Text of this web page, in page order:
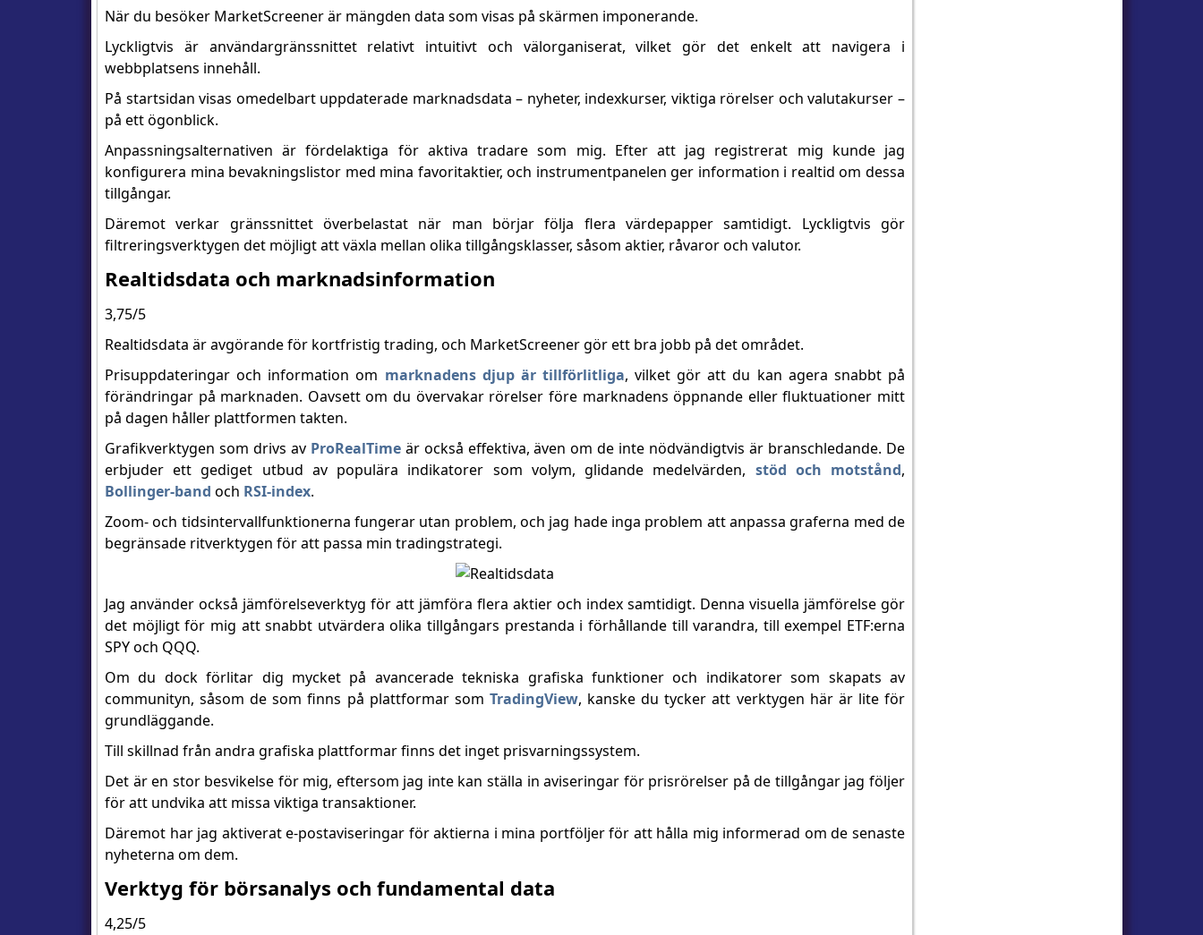
När du besöker MarketScreener är mängden data som visas på skärmen imponerande.
Lyckligtvis är användargränssnittet relativt intuitivt och välorganiserat, vilket gör det enkelt att navigera i
webbplatsens innehåll.
På startsidan visas omedelbart uppdaterade marknadsdata – nyheter, indexkurser, viktiga rörelser och valutakurser –
på ett ögonblick.
Anpassningsalternativen är fördelaktiga för aktiva tradare som mig. Efter att jag registrerat mig kunde jag
konfigurera mina bevakningslistor med mina favoritaktier, och instrumentpanelen ger information i realtid om dessa
tillgångar.
Däremot verkar gränssnittet överbelastat när man börjar följa flera värdepapper samtidigt. Lyckligtvis gör
filtreringsverktygen det möjligt att växla mellan olika tillgångsklasser, såsom aktier, råvaror och valutor.
Realtidsdata och marknadsinformation
3,75/5
Realtidsdata är avgörande för kortfristig trading, och MarketScreener gör ett bra jobb på det området.
Prisuppdateringar och information om marknadens djup är tillförlitliga, vilket gör att du kan agera snabbt på
förändringar på marknaden. Oavsett om du övervakar rörelser före marknadens öppnande eller fluktuationer mitt
på dagen håller plattformen takten.
Grafikverktygen som drivs av ProRealTimeär också effektiva, även om de inte nödvändigtvis är branschledande. De
erbjuder ett gediget utbud av populära indikatorer som volym, glidande medelvärden, stöd och motstånd,
Bollinger-band och RSI-index.
Zoom- och tidsintervallfunktionerna fungerar utan problem, och jag hade inga problem att anpassa graferna med de
begränsade ritverktygen för att passa min tradingstrategi.
Jag använder också jämförelseverktyg för att jämföra flera aktier och index samtidigt. Denna visuella jämförelse gör
det möjligt för mig att snabbt utvärdera olika tillgångars prestanda i förhållande till varandra, till exempel ETF:erna
SPY och QQQ.
Om du dock förlitar dig mycket på avancerade tekniska grafiska funktioner och indikatorer som skapats av
communityn, såsom de som finns på plattformar som TradingView, kanske du tycker att verktygen här är lite för
grundläggande.
Till skillnad från andra grafiska plattformar finns det inget prisvarningssystem.
Det är en stor besvikelse för mig, eftersom jag inte kan ställa in aviseringar för prisrörelser på de tillgångar jag följer
för att undvika att missa viktiga transaktioner.
Däremot har jag aktiverat e-postaviseringar för aktierna i mina portföljer för att hålla mig informerad om de senaste
nyheterna om dem.
Verktyg för börsanalys och fundamental data
4,25/5